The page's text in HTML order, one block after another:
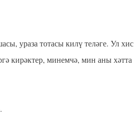
ураза тотасы килү теләге. Ул хис
кирәктер, минемчә, мин аны хәтта